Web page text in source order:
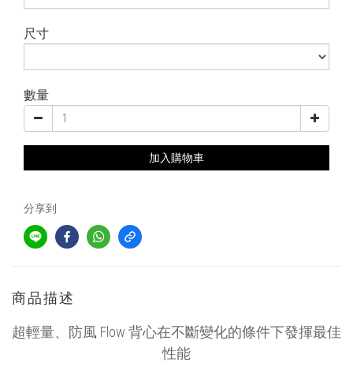
尺寸
數量
加入購物車
分享到
商品描述
超輕量、防風 Flow 背心在不斷變化的條件下發揮最佳
性能